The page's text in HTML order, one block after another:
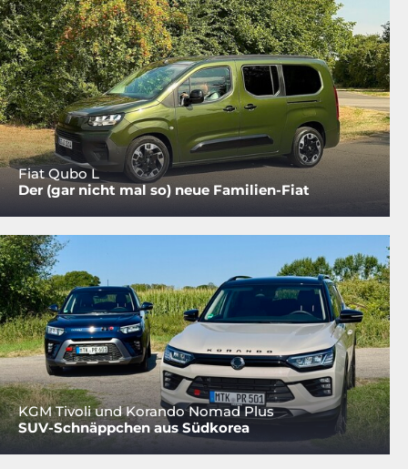
Fiat Qubo L
Der (gar nicht mal so) neue Familien-Fiat
KGM Tivoli und Korando Nomad Plus
SUV-Schnäppchen aus Südkorea